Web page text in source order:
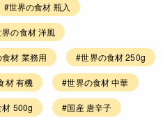
#世界の食材 瓶入
の食材 洋風
材 業務用 #世界の食材 250g
材 有機 #世界の食材 中華
500g #国産 唐辛子